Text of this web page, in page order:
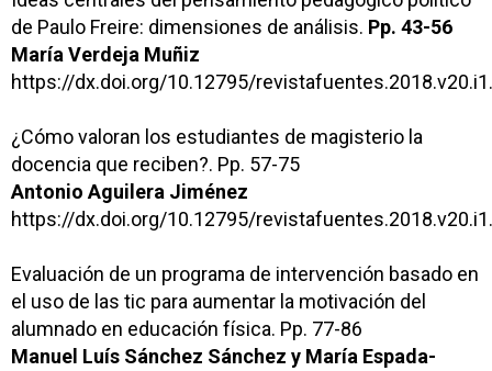
de Paulo Freire: dimensiones de análisis. Pp. 43-56
María Verdeja Muñiz
https://dx.doi.org/10.12795/
¿Cómo valoran los estudiantes de magisterio la
docencia que reciben?. Pp. 57-75
Antonio Aguilera Jiménez
https://dx.doi.org/10.12795/
Evaluación de un programa de intervención basado en
el uso de las tic para aumentar la motivación del
alumnado en educación física. Pp. 77-86
Manuel Luís Sánchez Sánchez y María Espada-